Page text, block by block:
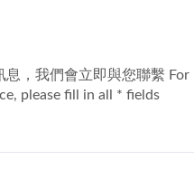
，我們會立即與您聯繫 For
please fill in all * fields